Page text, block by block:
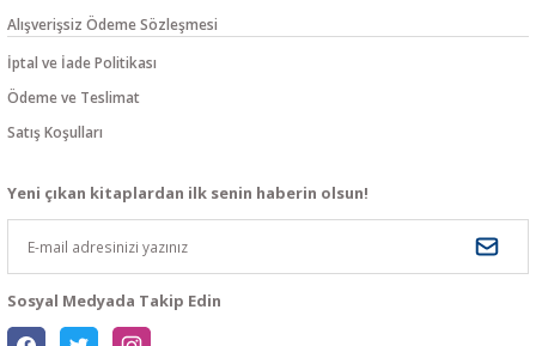
Alışverişsiz Ödeme Sözleşmesi
İptal ve İade Politikası
Ödeme ve Teslimat
Satış Koşulları
Yeni çıkan kitaplardan ilk senin haberin olsun!
Sosyal Medyada Takip Edin